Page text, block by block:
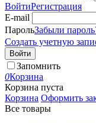
ВойтиРегистрация
E-mail
ПарольЗабыли
Создать учетную
Войти
Запомнить
0Корзина
Корзина пуста
Корзина Оформить
Все товары